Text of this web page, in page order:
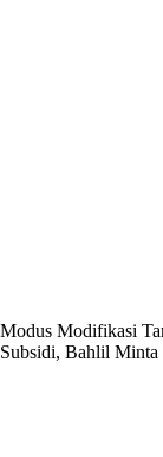
Modus Modifikasi
Subsidi, Bahlil Minta